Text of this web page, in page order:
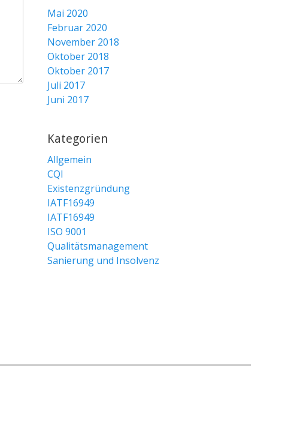
Mai 2020
Februar 2020
November 2018
Oktober 2018
Oktober 2017
Juli 2017
Juni 2017
Kategorien
Allgemein
CQI
Existenzgründung
IATF16949
IATF16949
ISO 9001
Qualitätsmanagement
Sanierung und Insolvenz